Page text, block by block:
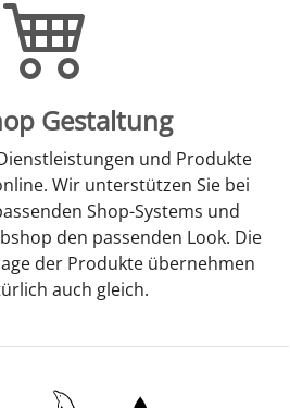
Gestaltung
und Produkte
Wir unterstützen Sie bei
Shop-Systems und
den passenden Look. Die
der Produkte übernehmen
auch gleich.